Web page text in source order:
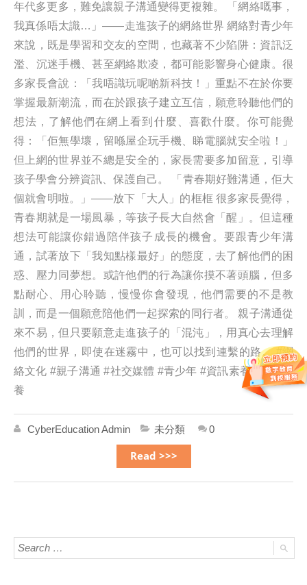
年代多更多，難免讓親子溝通變得更複雜。 「網絡嘅事，
我真係唔太識…」——走進孩子的網絡世界 網絡對青少年
來說，既是學習和交友的空間，也藏著不少陷阱：資訊泛
濫、沉迷手機、甚至網絡欺凌，都可能影響身心健康。很
多家長會說：「我唔識玩呢啲新科技！」重點不在於你要
掌握最新潮流，而在於跟孩子建立互信，願意聆聽他們的
想法，了解他們在網上看到什麼、喜歡什麼。你可能覺
得：「佢無學壞，留喺屋企玩手機、睇電腦就安全啦！」
但上網的世界並不總是安全的，家長需要多加留意，引導
孩子學會分辨資訊、保護自己。 「青春期好難溝通，佢大
個就會明啦。」——放下「大人」的框框 很多家長覺得，
青春期就是一場風暴，等孩子長大自然會「醒」。但這種
想法可能讓你錯過陪伴孩子成長的機會。要跟青少年溝
通，試著放下「我知點樣最好」的態度，去了解他們的困
惑、壓力同夢想。或許他們的行為讓你摸不著頭腦，但多
點耐心、用心聆聽，慢慢你會發現，他們需要的不是教
訓，而是一個願意陪他們一起探索的同行者。 親子溝通從
來不易，但只要願意走進孩子的「混沌」，用真心去理解
他們的世界，即使在迷霧中，也可以找到連繫的路。 #網
絡文化 #親子溝通 #社交媒體 #青少年 #資訊素養 #媒體素
養
CyberEducation Admin 未分類 0
Read >>>